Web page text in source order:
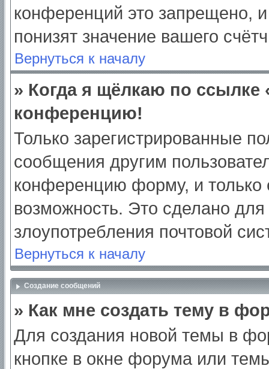
конференций это запрещено,
понизят значение вашего
Вернуться к началу
» Когда я щёлкаю по ссылке
конференцию!
Только зарегистрированные
сообщения другим
конференцию форму, и только
возможность. Это сделано для
злоупотребления почтовой
Вернуться к началу
Создание сообщений
» Как мне создать тему в
Для создания новой темы в
кнопке в окне форума или